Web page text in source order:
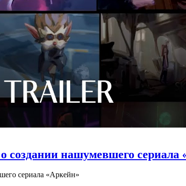
создании нашумевшего сериала
сериала «Аркейн»